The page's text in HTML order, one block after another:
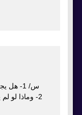
س/ 1-
2- وماذا لو